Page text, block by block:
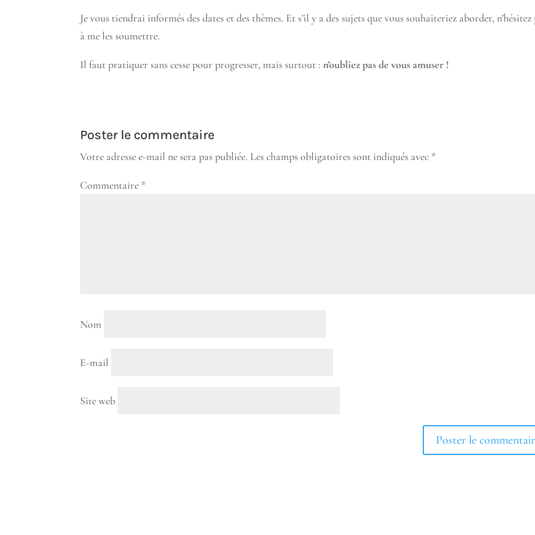
Je vous tiendrai informés des dates et des thèmes. Et s’il y a des sujets que vous souhaiteriez aborder, n’hésitez
à me les soumettre.
Il faut pratiquer sans cesse pour progresser, mais surtout :n’oubliez pas de vous amuser !
Poster le commentaire
Votre adresse e-mail ne sera pas publiée. Les champs obligatoires sont indiqués avec *
Commentaire *
Nom
E-mail
Site web